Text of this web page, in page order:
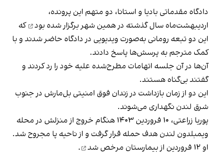
دادگاه مقدماتی بادیا و استانا، دو متهم این پرونده،
اردیبهشت‌ماه سال گذشته در همین شهربرگزار شده بود
که
این دو تبعه رومانی به‌صورت ویدیویی در دادگاه حاضر شدند و با
کمک مترجم به پرسش‌ها پاسخ دادند.
آن‌ها در آن جلسه اتهامات مطرح‌شده علیه خود را رد کردند و
گفتند بی‌گناه هستند.
این دو از زمان بازداشت در زندان فوق امنیتی بل‌مارش در جنوب
شرق لندن نگهداری می‌شوند.
پوریا زراعتی، ۱۰ فروردین ۱۴۰۳ هنگام خروج از منزلش در محله
ویمبلدون لندن هدف حمله قرار گرفت و از ناحیه پا مجروح شد.
او ۱۲ فروردین از بیمارستان
مرخص شد
.